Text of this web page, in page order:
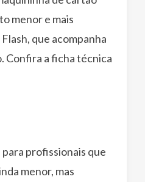
menor e mais
que acompanha
Confira a ficha técnica
profissionais que
menor, mas